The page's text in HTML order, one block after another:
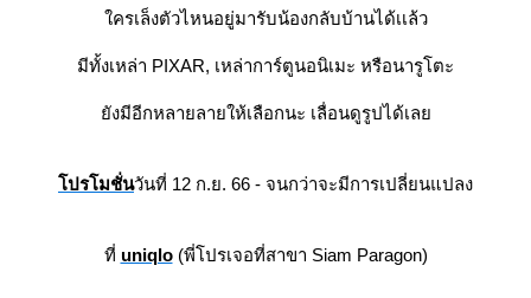
ครเล็งตัวไหนอยู่มารับน้องกลับบ้านได้เเล้ว
มีทั้งเหล่า PIXAR, เหล่าการ์ตูนอนิเมะ หรือนารูโตะ
ังมีอีกหลายลายให้เลือกนะ เลื่อนดูรูปได้เล
ปรโมชั่นวันที่ 12 ก.ย. 66 - จนกว่าจะมีการเปลี่ยนแปลง
ที่ uniqlo(พี่โปรเจอที่สาขา Siam Paragon)